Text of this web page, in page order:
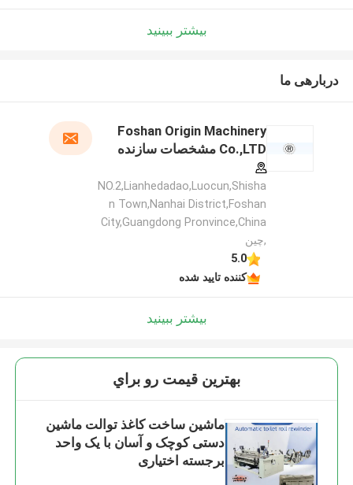
بیشتر ببینید
دربارهی ما
Foshan Origin Machinery
Co.,LTD مشخصات سازنده
NO.2,Lianhedadao,Luocun,Shisha
n Town,Nanhai District,Foshan
City,Guangdong Pronvince,China
,چین
5.0
کننده تایید شده
بیشتر ببینید
بهترين قيمت رو براي
ماشین ساخت کاغذ توالت ماشین
دستی کوچک و آسان با یک واحد
برجسته اختیاری